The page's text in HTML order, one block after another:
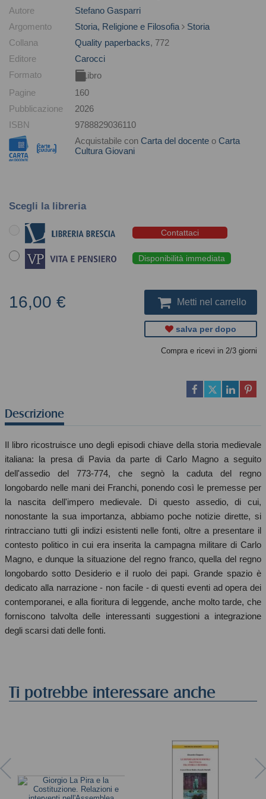
Autore
Stefano Gasparri
Argomento
Storia, Religione e Filosofia
Storia
Collana
Quality paperbacks, 772
Editore
Carocci
Formato
Libro
Pagine
160
Pubblicazione
2026
ISBN
9788829036110
Acquistabile con Carta del docente o Carta
Cultura Giovani
Scegli la libreria
Contattaci
Disponibilità immediata
16,00 € Metti nel carrello
salva per dopo
Compra e ricevi in 2/3 giorni
Descrizione
Il libro ricostruisce uno degli episodi chiave della storia medievale
italiana: la presa di Pavia da parte di Carlo Magno a seguito
dell'assedio del 773-774, che segnò la caduta del regno
longobardo nelle mani dei Franchi, ponendo così le premesse per
la nascita dell'impero medievale. Di questo assedio, di cui,
nonostante la sua importanza, abbiamo poche notizie dirette, si
rintracciano tutti gli indizi esistenti nelle fonti, oltre a presentare il
contesto politico in cui era inserita la campagna militare di Carlo
Magno, e dunque la situazione del regno franco, quella del regno
longobardo sotto Desiderio e il ruolo dei papi. Grande spazio è
dedicato alla narrazione - non facile - di questi eventi ad opera dei
contemporanei, e alla fioritura di leggende, anche molto tarde, che
forniscono talvolta delle interessanti suggestioni a integrazione
degli scarsi dati delle fonti.
Ti potrebbe interessare anche